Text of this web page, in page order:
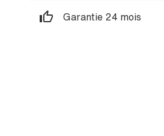
Garantie 24 mois